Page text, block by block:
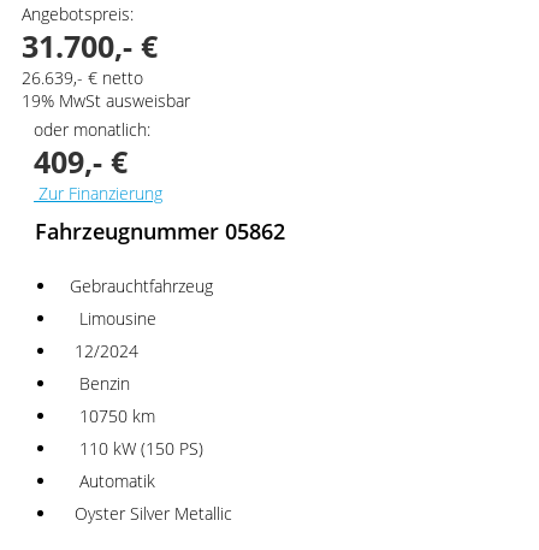
Angebotspreis:
31.700,- €
26.639,- € netto
19% MwSt ausweisbar
oder monatlich:
409,- €
Zur Finanzierung
Fahrzeugnummer 05862
Gebrauchtfahrzeug
Limousine
12/2024
Benzin
10750 km
110 kW (150 PS)
Automatik
Oyster Silver Metallic